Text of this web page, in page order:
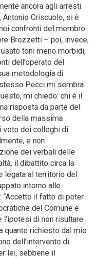
ancora agli arresti
Criscuolo, si è
confronti del membro
Brozzetti – poi, invece,
toni meno morbidi,
dell’operato del
metodologia di
Pecci mi sembra
mi chiedo: chi è il
risposta da parte del
della massima
voto dei colleghi di
e non
dei verbali delle
il dibattito circa la
legata al territorio del
intorno alle
il fatto di poter
del Comune e
di non risultare
quante richiesto dal mio
dell’intervento di
lei, sebbene il